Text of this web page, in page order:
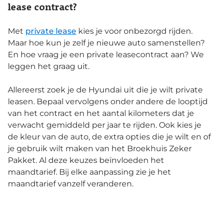
lease contract?
Met private lease kies je voor onbezorgd rijden.
Maar hoe kun je zelf je nieuwe auto samenstellen?
En hoe vraag je een private leasecontract aan? We
leggen het graag uit.
Allereerst zoek je de Hyundai uit die je wilt private
leasen. Bepaal vervolgens onder andere de looptijd
van het contract en het aantal kilometers dat je
verwacht gemiddeld per jaar te rijden. Ook kies je
de kleur van de auto, de extra opties die je wilt en of
je gebruik wilt maken van het Broekhuis Zeker
Pakket. Al deze keuzes beïnvloeden het
maandtarief. Bij elke aanpassing zie je het
maandtarief vanzelf veranderen.